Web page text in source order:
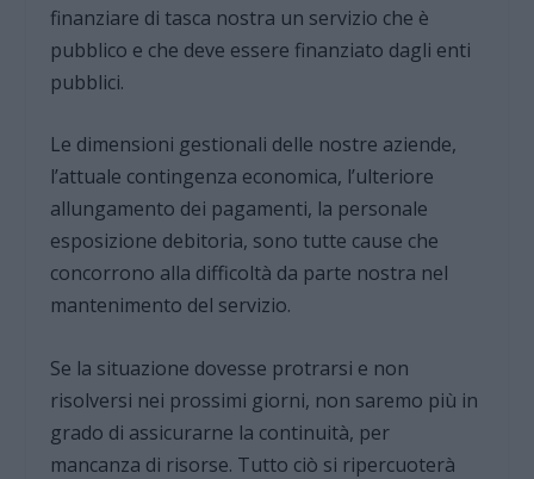
finanziare di tasca nostra un servizio che è
pubblico e che deve essere finanziato dagli enti
pubblici.
Le dimensioni gestionali delle nostre aziende,
l’attuale contingenza economica, l’ulteriore
allungamento dei pagamenti, la personale
esposizione debitoria, sono tutte cause che
concorrono alla difficoltà da parte nostra nel
mantenimento del servizio.
Se la situazione dovesse protrarsi e non
risolversi nei prossimi giorni, non saremo più in
grado di assicurarne la continuità, per
mancanza di risorse. Tutto ciò si ripercuoterà